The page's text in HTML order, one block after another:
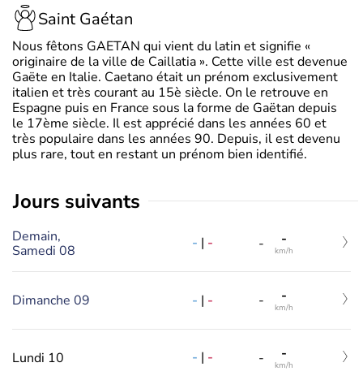
Saint Gaétan
Nous fêtons GAETAN qui vient du latin et signifie «
originaire de la ville de Caillatia ». Cette ville est devenue
Gaëte en Italie. Caetano était un prénom exclusivement
italien et très courant au 15è siècle. On le retrouve en
Espagne puis en France sous la forme de Gaëtan depuis
le 17ème siècle. Il est apprécié dans les années 60 et
très populaire dans les années 90. Depuis, il est devenu
plus rare, tout en restant un prénom bien identifié.
jours suivants
Demain,
Samedi 08
- | - - -
km/h
Dimanche 09 - | - - -
km/h
Lundi 10 - | - - -
km/h